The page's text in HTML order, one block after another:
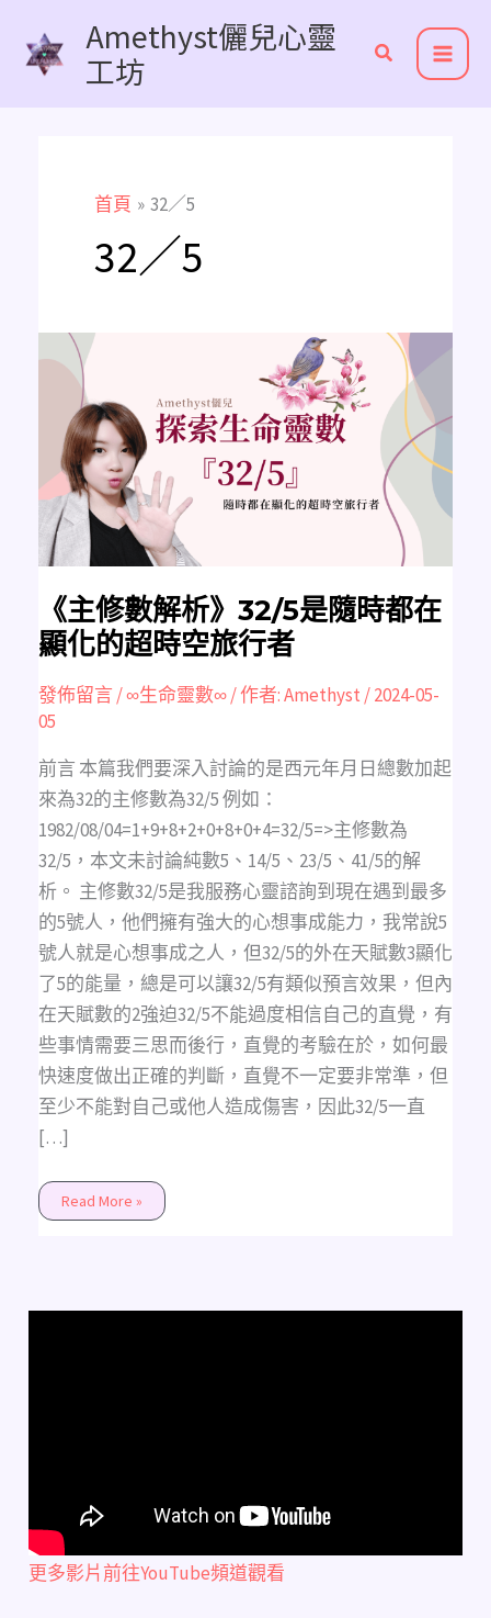
Amethyst儷兒心靈
工坊
首頁 32／5
32／5
《主修數解析》32/5是隨時都在
顯化的超時空旅行者
發佈留言/∞生命靈數∞/ 作者:Amethyst/2024-05-
05
前言 本篇我們要深入討論的是西元年月日總數加起
來為32的主修數為32/5 例如：
1982/08/04=1+9+8+2+0+8+0+4=32/5=>主修數為
32/5，本文未討論純數5、14/5、23/5、41/5的解
析。 主修數32/5是我服務心靈諮詢到現在遇到最多
的5號人，他們擁有強大的心想事成能力，我常說5
號人就是心想事成之人，但32/5的外在天賦數3顯化
了5的能量，總是可以讓32/5有類似預言效果，但內
在天賦數的2強迫32/5不能過度相信自己的直覺，有
些事情需要三思而後行，直覺的考驗在於，如何最
快速度做出正確的判斷，直覺不一定要非常準，但
至少不能對自己或他人造成傷害，因此32/5一直
[…]
《主
數
析》
32/5
是
隨
時
都
在
顯
化
時
旅
行
者
Read More »
更多影片前往YouTube頻道觀看